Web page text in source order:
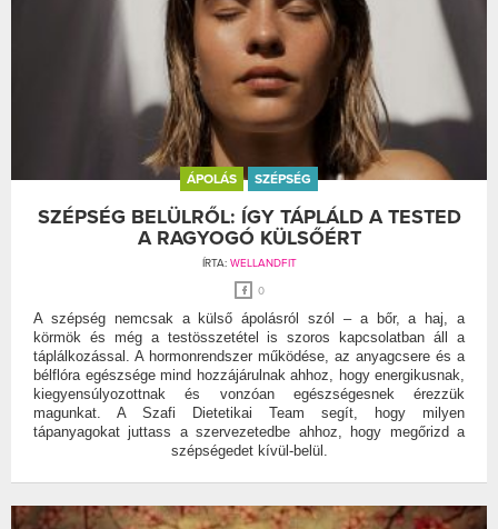
ÁPOLÁS SZÉPSÉG
SZÉPSÉG BELÜLRŐL: ÍGY TÁPLÁLD A TESTED
A RAGYOGÓ KÜLSŐÉRT
ÍRTA: WELLANDFIT
0
A szépség nemcsak a külső ápolásról szól – a bőr, a haj, a
körmök és még a testösszetétel is szoros kapcsolatban áll a
táplálkozással. A hormonrendszer működése, az anyagcsere és a
bélflóra egészsége mind hozzájárulnak ahhoz, hogy energikusnak,
kiegyensúlyozottnak és vonzóan egészségesnek érezzük
magunkat. A Szafi Dietetikai Team segít, hogy milyen
tápanyagokat juttass a szervezetedbe ahhoz, hogy megőrizd a
szépségedet kívül-belül.